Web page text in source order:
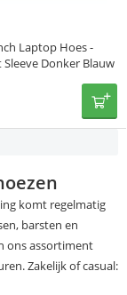
Laptop Hoes -
Donker Blauw
komt regelmatig
barsten en
ons assortiment
Zakelijk of casual: